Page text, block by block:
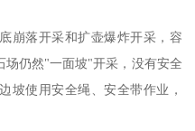
崩落开采和扩壶爆炸开采，容
场仍然"一面坡"开采，没有安全
坡使用安全绳、安全带作业，